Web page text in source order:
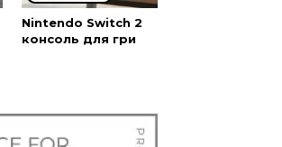
Nintendo Switch 2
консоль для гри